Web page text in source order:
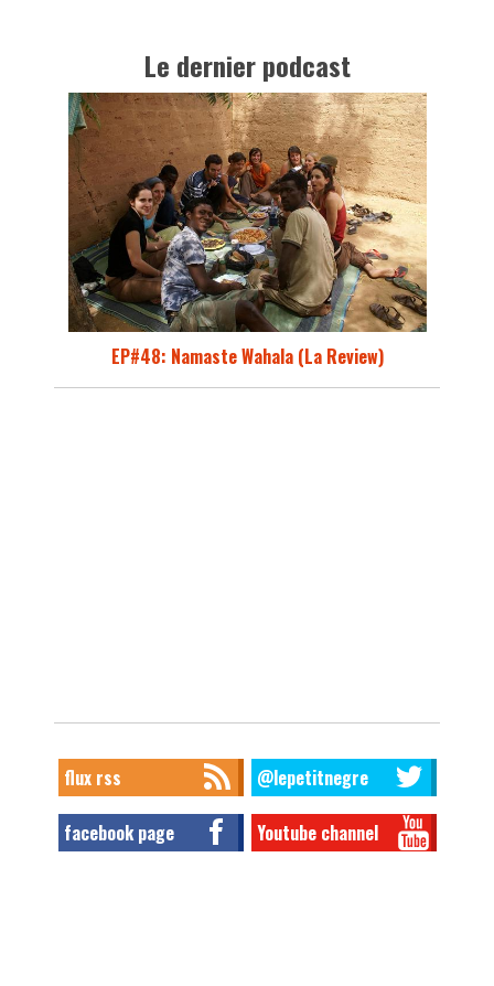
Le dernier podcast
EP#48: Namaste Wahala (La Review)
flux rss @lepetitnegre
facebook page Youtube channel